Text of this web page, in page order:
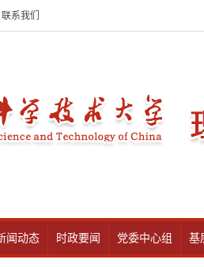
联系我们
闻动态 时政要闻 党委中心组 基